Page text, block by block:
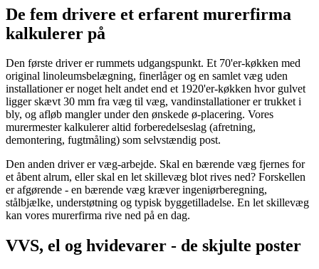
De fem drivere et erfarent murerfirma
kalkulerer på
Den første driver er rummets udgangspunkt. Et 70'er-køkken med
original linoleumsbelægning, finerlåger og en samlet væg uden
installationer er noget helt andet end et 1920'er-køkken hvor gulvet
ligger skævt 30 mm fra væg til væg, vandinstallationer er trukket i
bly, og afløb mangler under den ønskede ø-placering. Vores
murermester kalkulerer altid forberedelseslag (afretning,
demontering, fugtmåling) som selvstændig post.
Den anden driver er væg-arbejde. Skal en bærende væg fjernes for
et åbent alrum, eller skal en let skillevæg blot rives ned? Forskellen
er afgørende - en bærende væg kræver ingeniørberegning,
stålbjælke, understøtning og typisk byggetilladelse. En let skillevæg
kan vores murerfirma rive ned på en dag.
VVS, el og hvidevarer - de skjulte poster